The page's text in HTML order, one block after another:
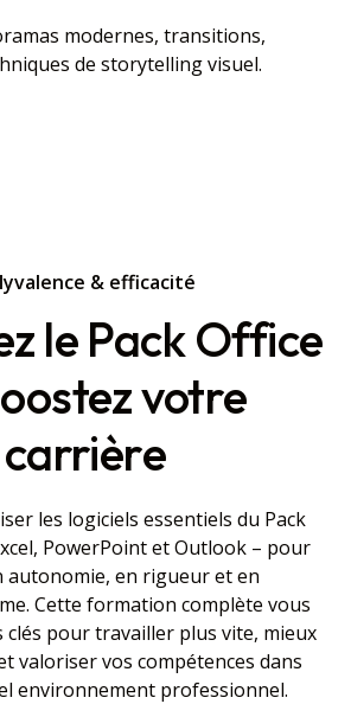
modernes, transitions,
de storytelling visuel.
& efficacité
le Pack Office
votre
carrière
les logiciels essentiels du Pack
PowerPoint et Outlook – pour
autonomie, en rigueur et en
Cette formation complète vous
clés pour travailler plus vite, mieux
valoriser vos compétences dans
environnement professionnel.